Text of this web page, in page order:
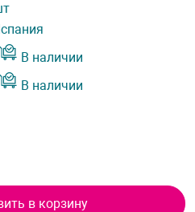
В наличии
В наличии
в корзину